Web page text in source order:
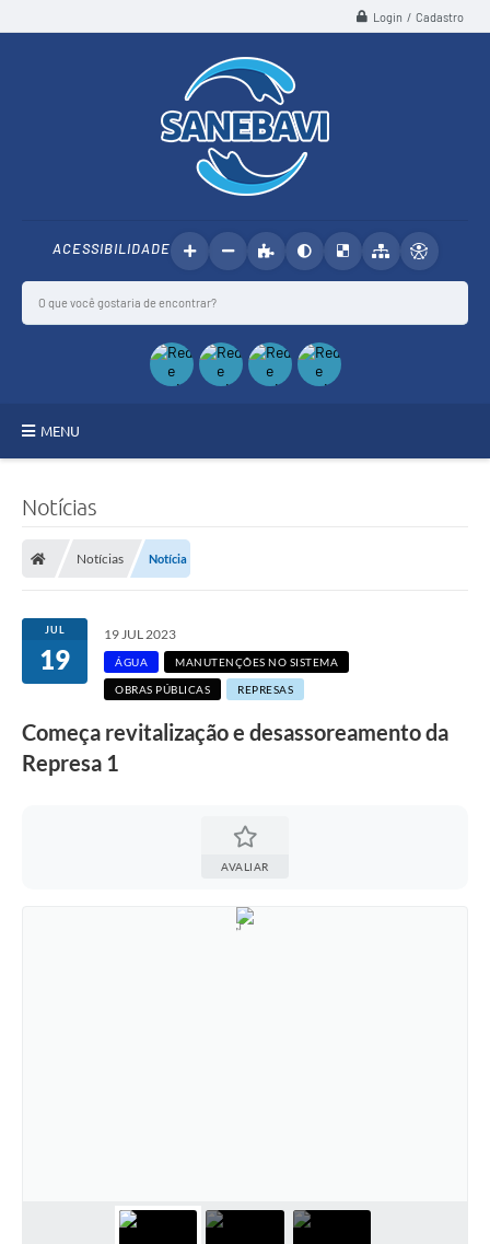
Login / Cadastro
ACESSIBILIDADE
MENU
ÁGUA
COMPRAS E LICITAÇÕES
ACESSOS EXTERNOS
CONTATOS
Notícias
Notícias Notícia
JUL
19
19 JUL 2023
ÁGUA MANUTENÇÕES NO SISTEMA
OBRAS PÚBLICAS REPRESAS
Começa revitalização e desassoreamento da
Represa 1
AVALIAR